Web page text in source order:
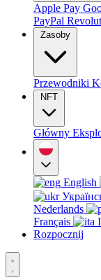
Apple Pay
PayPal Revolut
Zasoby
Przewodniki
NFT
Główny
English
Nederlands
Français
Rozpocznij